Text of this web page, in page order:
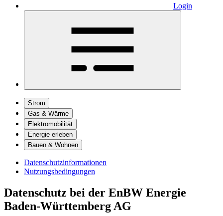
Login
Strom
Gas & Wärme
Elektromobilität
Energie erleben
Bauen & Wohnen
Datenschutzinformationen
Nutzungsbedingungen
Datenschutz bei der EnBW Energie
Baden-Württemberg AG